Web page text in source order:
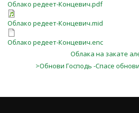
Облако редеет-Концевич.pdf
Облако редеет-Концевич.mid
Облако редеет-Концевич.enc
Облака на закате
>Обнови Господь -Спасе